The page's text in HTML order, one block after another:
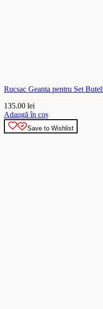
Rucsac Geanta pentru Set
135.00 lei
Adaugă în coș
Save to Wishlist